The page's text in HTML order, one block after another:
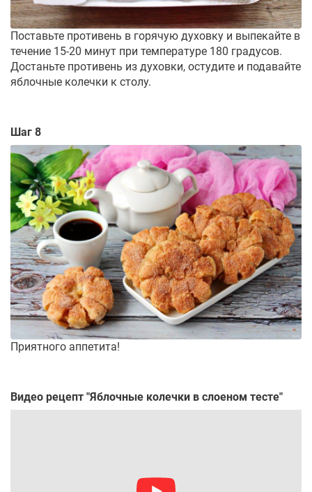
Поставьте противень в горячую духовку и выпекайте в
течение 15-20 минут при температуре 180 градусов.
Достаньте противень из духовки, остудите и подавайте
яблочные колечки к столу.
Шаг 8
Приятного аппетита!
Видео рецепт "Яблочные колечки в слоеном тесте"